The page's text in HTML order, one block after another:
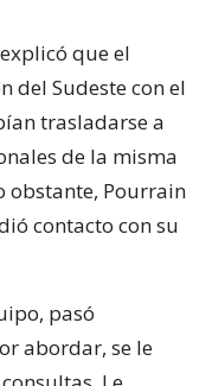
que el
del Sudeste con el
trasladarse a
de la misma
obstante, Pourrain
contacto con su
pasó
abordar, se le